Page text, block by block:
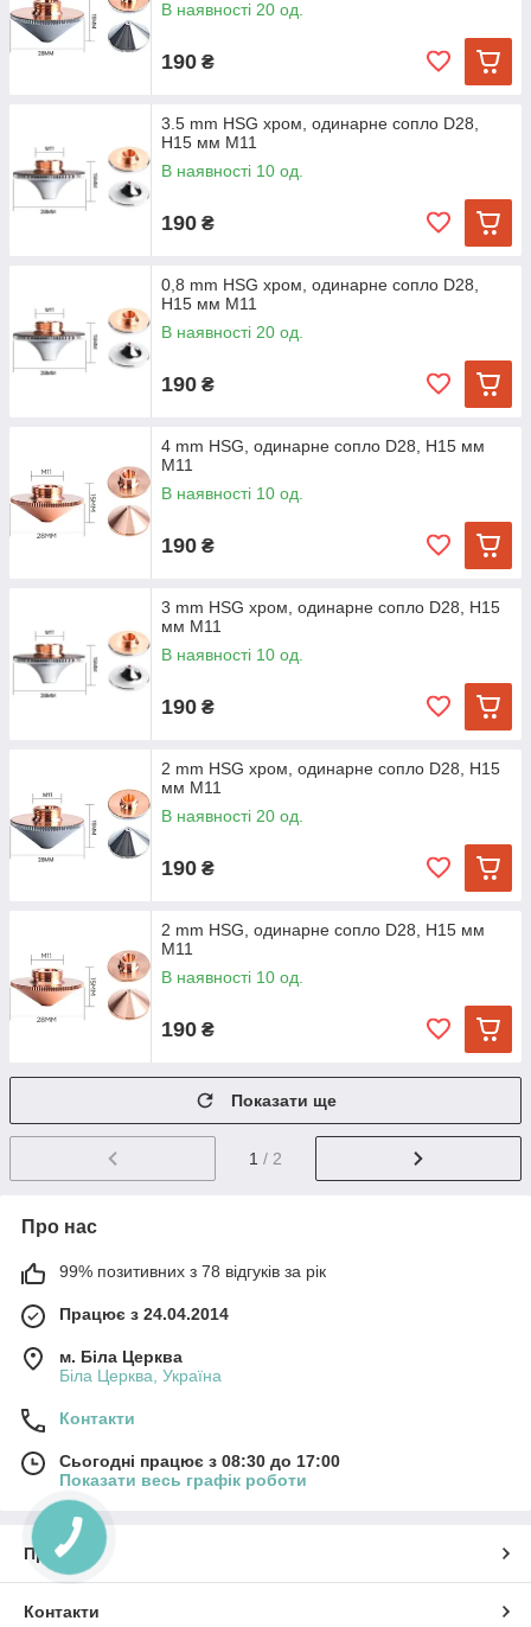
В наявності 20 од.
190 ₴
3.5 mm HSG хром, одинарне сопло D28,
H15 мм M11
В наявності 10 од.
190 ₴
0,8 mm HSG хром, одинарне сопло D28,
H15 мм M11
В наявності 20 од.
190 ₴
4 mm HSG, одинарне сопло D28, H15 мм
M11
В наявності 10 од.
190 ₴
3 mm HSG хром, одинарне сопло D28, H15
мм M11
В наявності 10 од.
190 ₴
2 mm HSG хром, одинарне сопло D28, H15
мм M11
В наявності 20 од.
190 ₴
2 mm HSG, одинарне сопло D28, H15 мм
M11
В наявності 10 од.
190 ₴
Показати ще
1 / 2
Про нас
99% позитивних з 78 відгуків за рік
Працює з 24.04.2014
м. Біла Церква
Біла Церква, Україна
Контакти
Сьогодні працює з 08:30 до 17:00
Показати весь графік роботи
Про нас
Контакти